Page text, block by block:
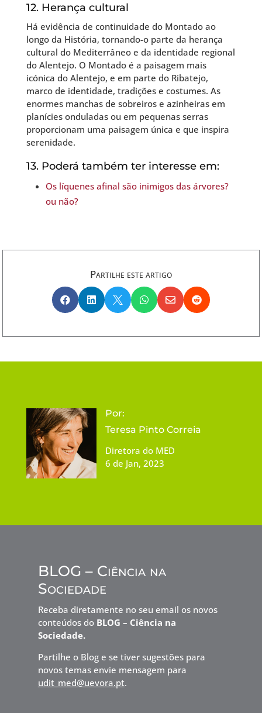
12. Herança cultural
Há evidência de continuidade do Montado ao
longo da História, tornando-o parte da herança
cultural do Mediterrâneo e da identidade regional
do Alentejo. O Montado é a paisagem mais
icónica do Alentejo, e em parte do Ribatejo,
marco de identidade, tradições e costumes. As
enormes manchas de sobreiros e azinheiras em
planícies onduladas ou em pequenas serras
proporcionam uma paisagem única e que inspira
serenidade.
13. Poderá também ter interesse em:
Os líquenes afinal são inimigos das árvores?
ou não?
Partilhe este artigo
     
Por:
Teresa Pinto Correia
Diretora do MED
6 de Jan, 2023
BLOG – Ciência na
Sociedade
Receba diretamente no seu email os novos
conteúdos do BLOG – Ciência na
Sociedade.
Partilhe o Blog e se tiver sugestões para
novos temas envie mensagem para
udit_med@uevora.pt.